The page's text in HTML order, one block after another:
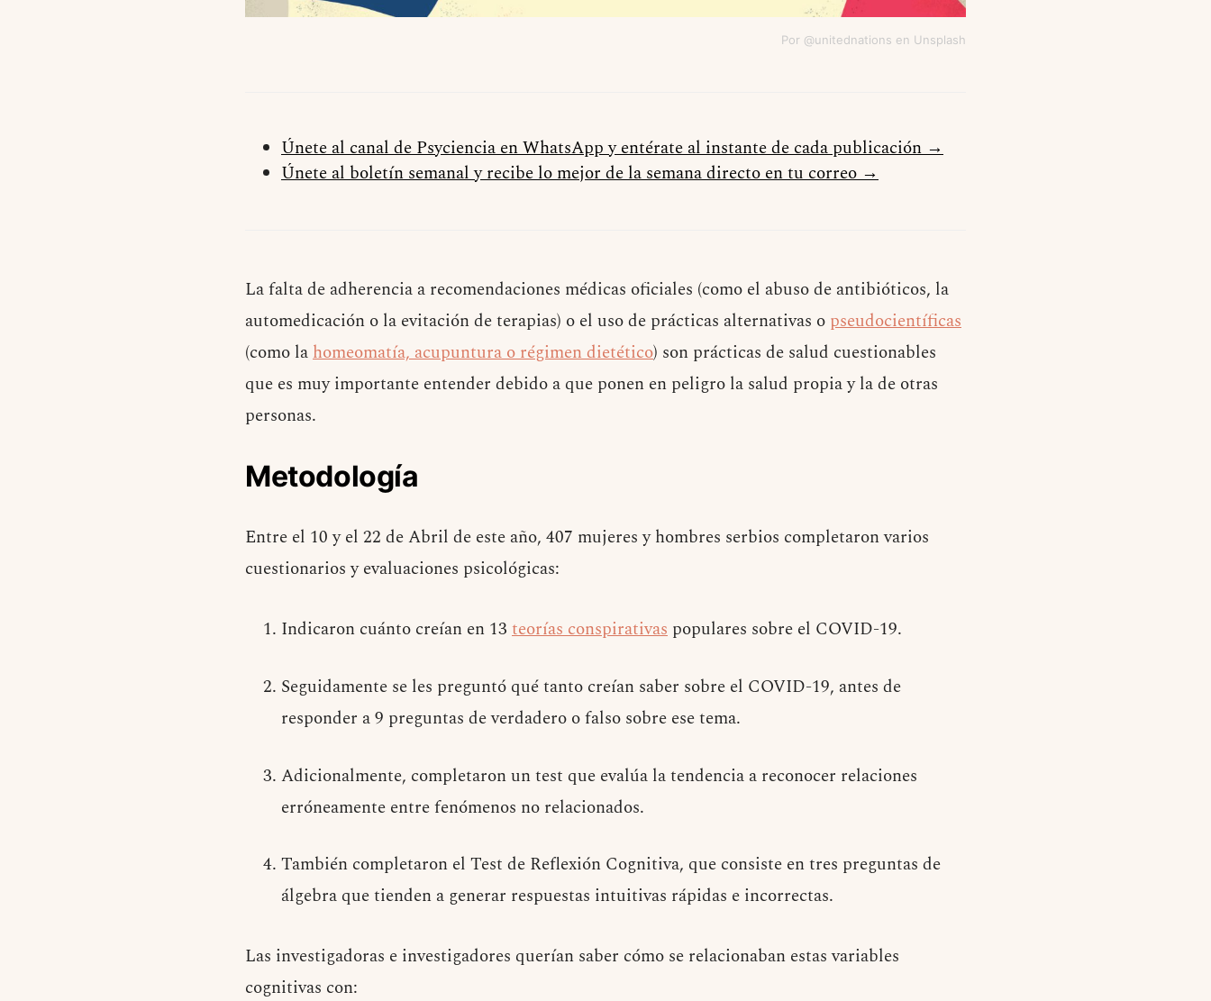
Por @unitednations en Unsplash
Únete al canal de Psyciencia en WhatsApp y entérate al instante de cada publicación →
Únete al boletín semanal y recibe lo mejor de la semana directo en tu correo →
La falta de adherencia a recomendaciones médicas oficiales (como el abuso de antibióticos, la
automedicación o la evitación de terapias) o el uso de prácticas alternativas o pseudocientíficas
(como lahomeomatía, acupuntura o régimen dietético) son prácticas de salud cuestionables
que es muy importante entender debido a que ponen en peligro la salud propia y la de otras
personas.
Metodología
Entre el 10 y el 22 de Abril de este año, 407 mujeres y hombres serbios completaron varios
cuestionarios y evaluaciones psicológicas:
Indicaron cuánto creían en 13 teorías conspirativas populares sobre el COVID-19.
Seguidamente se les preguntó qué tanto creían saber sobre el COVID-19, antes de
responder a 9 preguntas de verdadero o falso sobre ese tema.
Adicionalmente, completaron un test que evalúa la tendencia a reconocer relaciones
erróneamente entre fenómenos no relacionados.
También completaron el Test de Reflexión Cognitiva, que consiste en tres preguntas de
álgebra que tienden a generar respuestas intuitivas rápidas e incorrectas.
Las investigadoras e investigadores querían saber cómo se relacionaban estas variables
cognitivas con: